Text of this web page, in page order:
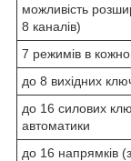
можливість
8 каналів)
7 режимів в
до 8 вихідних
до 16 силових
автоматики
до 16 напрямків